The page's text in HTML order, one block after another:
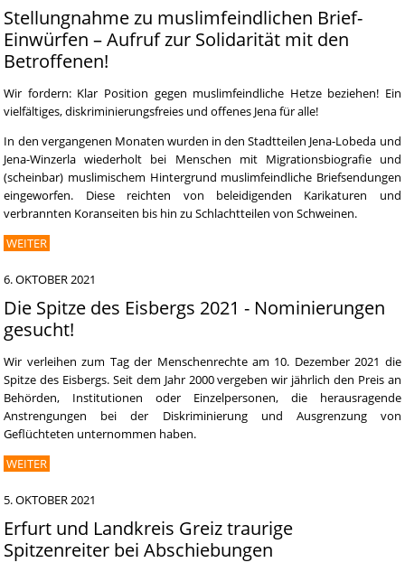
Stellungnahme zu muslimfeindlichen Brief-
Einwürfen – Aufruf zur Solidarität mit den
Betroffenen!
Wir fordern: Klar Position gegen muslimfeindliche Hetze beziehen! Ein
vielfältiges, diskriminierungsfreies und offenes Jena für alle!
In den vergangenen Monaten wurden in den Stadtteilen Jena-Lobeda und
Jena-Winzerla wiederholt bei Menschen mit Migrationsbiografie und
(scheinbar) muslimischem Hintergrund muslimfeindliche Briefsendungen
eingeworfen. Diese reichten von beleidigenden Karikaturen und
verbrannten Koranseiten bis hin zu Schlachtteilen von Schweinen.
WEITER
6. OKTOBER 2021
Die Spitze des Eisbergs 2021 - Nominierungen
gesucht!
Wir verleihen zum Tag der Menschenrechte am 10. Dezember 2021 die
Spitze des Eisbergs. Seit dem Jahr 2000 vergeben wir jährlich den Preis an
Behörden, Institutionen oder Einzelpersonen, die herausragende
Anstrengungen bei der Diskriminierung und Ausgrenzung von
Geflüchteten unternommen haben.
WEITER
5. OKTOBER 2021
Erfurt und Landkreis Greiz traurige
Spitzenreiter bei Abschiebungen